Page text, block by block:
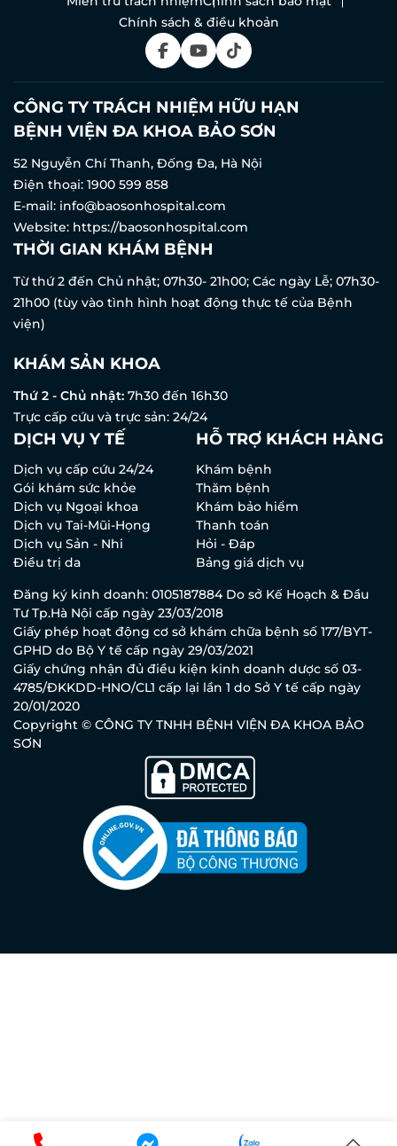
Chính sách & điều khoản
CÔNG TY TRÁCH NHIỆM HỮU HẠN
BỆNH VIỆN ĐA KHOA BẢO SƠN
52 Nguyễn Chí Thanh, Đống Đa, Hà Nội
Điện thoại: 1900 599 858
E-mail: info@baosonhospital.com
Website: https://baosonhospital.com
THỜI GIAN KHÁM BỆNH
Từ thứ 2 đến Chủ nhật; 07h30- 21h00; Các ngày Lễ; 07h30-
21h00 (tùy vào tình hình hoạt động thực tế của Bệnh
viện)
KHÁM SẢN KHOA
Thứ 2 - Chủ nhật: 7h30 đến 16h30
Trực cấp cứu và trực sản: 24/24
DỊCH VỤ Y TẾ
Dịch vụ cấp cứu 24/24
Gói khám sức khỏe
Dịch vụ Ngoại khoa
Dịch vụ Tai-Mũi-Họng
Dịch vụ Sản - Nhi
Điều trị da
HỖ TRỢ KHÁCH HÀNG
Khám bệnh
Thăm bệnh
Khám bảo hiểm
Thanh toán
Hỏi - Đáp
Bảng giá dịch vụ
Đăng ký kinh doanh: 0105187884 Do sở Kế Hoạch & Đầu
Tư Tp.Hà Nội cấp ngày 23/03/2018
Giấy phép hoạt động cơ sở khám chữa bệnh số 177/BYT-
GPHD do Bộ Y tế cấp ngày 29/03/2021
Giấy chứng nhận đủ điều kiện kinh doanh dược số 03-
4785/ĐKKDD-HNO/CL1 cấp lại lần 1 do Sở Y tế cấp ngày
20/01/2020
Copyright © CÔNG TY TNHH BỆNH VIỆN ĐA KHOA BẢO
SƠN